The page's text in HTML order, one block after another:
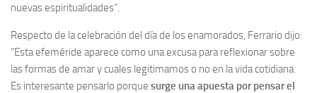
nuevas espiritualidades”.
Respecto de la celebración del día de los enamorados, Ferrario dijo:
“Esta efeméride aparece como una excusa para reflexionar sobre
las formas de amar y cuales legitimamos o no en la vida cotidiana.
Es interesante pensarlo porque surge una apuesta por pensar el